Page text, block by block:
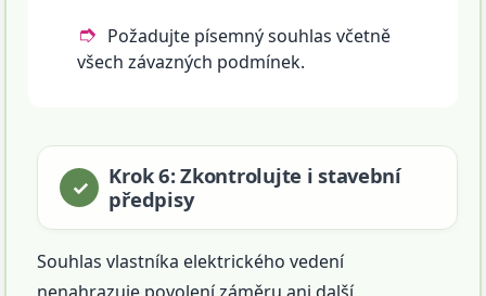
Požadujte písemný souhlas včetně
všech závazných podmínek.
Krok 6: Zkontrolujte i stavební
předpisy
Souhlas vlastníka elektrického vedení